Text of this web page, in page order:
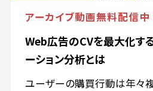
アーカイブ動画無料配信中
Web広告のCVを最大化す
ーション分析とは
ユーザーの購買行動は年々